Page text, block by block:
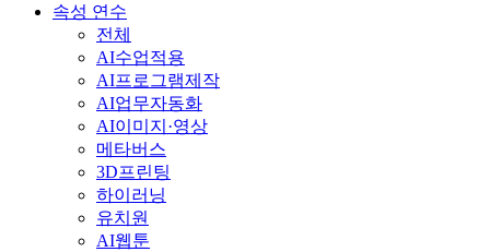
속성 연수
전체
AI수업적용
AI프로그램제작
AI업무자동화
AI이미지·영상
메타버스
3D프린팅
하이러닝
유치원
AI웹툰